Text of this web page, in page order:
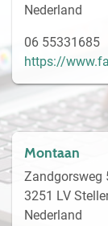
Nederland
06 55331685
https://
Montaan
Zandgorsweg
3251 LV
Nederland